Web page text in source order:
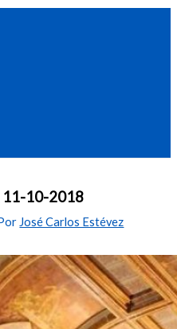
11-10-2018
José Carlos Estévez